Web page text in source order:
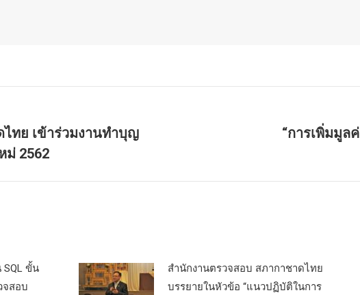
ทย เข้าร่วมงานทำบุญ
ม่ 2562
“การเพิ่มมูล
SQL ขั้น
จสอบ
สำนักงานตรวจสอบ สภากาชาดไทย
บรรยายในหัวข้อ “แนวปฏิบัติในการ